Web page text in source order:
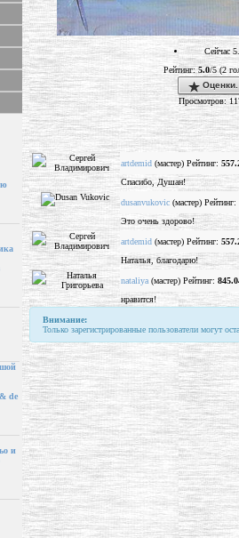
de
и
Сейчас
Рейтинг:5.0/5 (2
Оценки.
Просмотров:
artdemid (мастер) Рейтинг:
Спасибо, Душан!
dusanvukovic (мастер) Рейтинг:
Это очень здорово!
artdemid (мастер) Рейтинг:
Наталья, благодарю!
nataliya (мастер) Рейтинг:
нравится!
Внимание:
Только зарегистрированные пользователи могут